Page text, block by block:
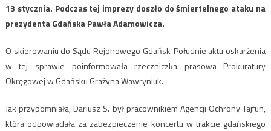
13 stycznia. Podczas tej imprezy doszło do śmiertelnego ataku na
prezydenta Gdańska Pawła Adamowicza.
O skierowaniu do Sądu Rejonowego Gdańsk-Południe aktu oskarżenia
w tej sprawie poinformowała rzeczniczka prasowa Prokuratury
Okręgowej w Gdańsku Grażyna Wawryniuk.
Jak przypomniała, Dariusz S. był pracownikiem Agencji Ochrony Tajfun,
która odpowiadała za zabezpieczenie koncertu w trakcie gdańskiego